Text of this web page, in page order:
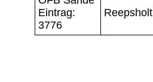
Eintrag:
3776
Reepsholt